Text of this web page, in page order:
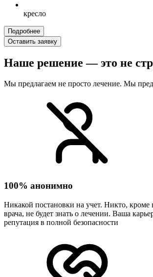
кресло
Подробнее
Оставить заявку
Наше решение — это не
Мы предлагаем не просто лечение. Мы
100% анонимно
Никакой постановки на учет. Никто, кроме
врача, не будет знать о лечении. Ваша
репутация в полной безопасности